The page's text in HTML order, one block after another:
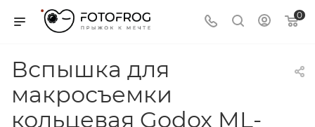
0
Вспышка для
макросъемки
кольцевая Godox ML-